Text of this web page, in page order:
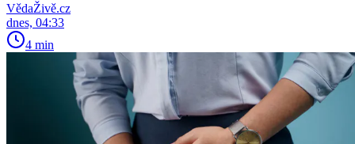
VědaŽivě.cz
dnes, 04:33
4 min